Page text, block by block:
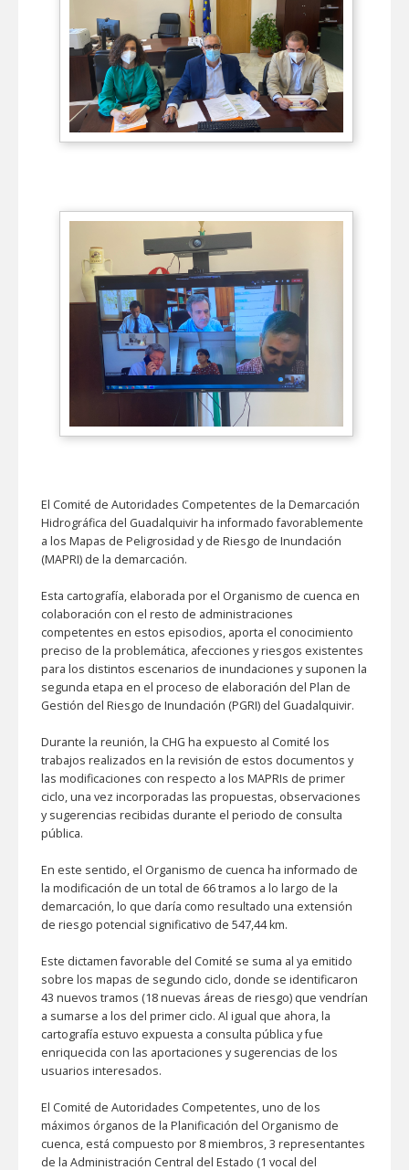
El Comité de Autoridades Competentes de la Demarcación
Hidrográfica del Guadalquivir ha informado favorablemente
a los Mapas de Peligrosidad y de Riesgo de Inundación
(MAPRI) de la demarcación.
Esta cartografía, elaborada por el Organismo de cuenca en
colaboración con el resto de administraciones
competentes en estos episodios, aporta el conocimiento
preciso de la problemática, afecciones y riesgos existentes
para los distintos escenarios de inundaciones y suponen la
segunda etapa en el proceso de elaboración del Plan de
Gestión del Riesgo de Inundación (PGRI) del Guadalquivir.
Durante la reunión, la CHG ha expuesto al Comité los
trabajos realizados en la revisión de estos documentos y
las modificaciones con respecto a los MAPRIs de primer
ciclo, una vez incorporadas las propuestas, observaciones
y sugerencias recibidas durante el periodo de consulta
pública.
En este sentido, el Organismo de cuenca ha informado de
la modificación de un total de 66 tramos a lo largo de la
demarcación, lo que daría como resultado una extensión
de riesgo potencial significativo de 547,44 km.
Este dictamen favorable del Comité se suma al ya emitido
sobre los mapas de segundo ciclo, donde se identificaron
43 nuevos tramos (18 nuevas áreas de riesgo) que vendrían
a sumarse a los del primer ciclo. Al igual que ahora, la
cartografía estuvo expuesta a consulta pública y fue
enriquecida con las aportaciones y sugerencias de los
usuarios interesados.
El Comité de Autoridades Competentes, uno de los
máximos órganos de la Planificación del Organismo de
cuenca, está compuesto por 8 miembros, 3 representantes
de la Administración Central del Estado (1 vocal del